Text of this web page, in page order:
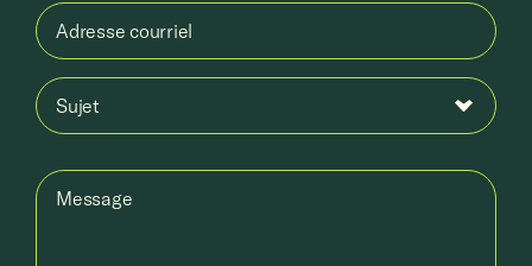
Adresse courriel
Sujet
Message